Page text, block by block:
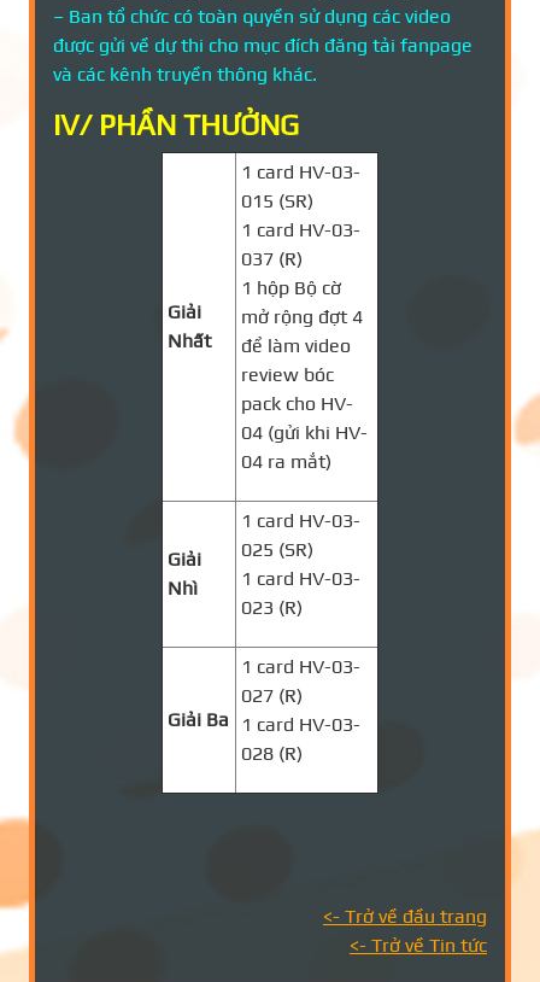
– Ban tổ chức có toàn quyền sử dụng các video
được gửi về dự thi cho mục đích đăng tải fanpage
và các kênh truyền thông khác.
IV/ PHẦN THƯỞNG
Giải
Nhất
1 card HV-03-
015 (SR)
1 card HV-03-
037 (R)
1 hộp Bộ cờ
mở rộng đợt 4
để làm video
review bóc
pack cho HV-
04 (gửi khi HV-
04 ra mắt)
Giải
Nhì
1 card HV-03-
025 (SR)
1 card HV-03-
023 (R)
Giải Ba
1 card HV-03-
027 (R)
1 card HV-03-
028 (R)
<- Trở về đầu trang
<- Trở về Tin tức